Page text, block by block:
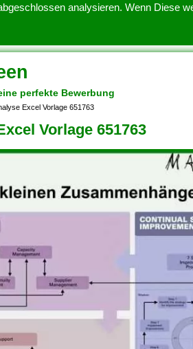
analysieren. Wenn Diese
perfekte Bewerbung
Excel Vorlage 651763
Vorlage 651763